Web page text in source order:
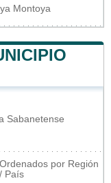
Montoya
Sabanetense
Ordenados por Región
/ País